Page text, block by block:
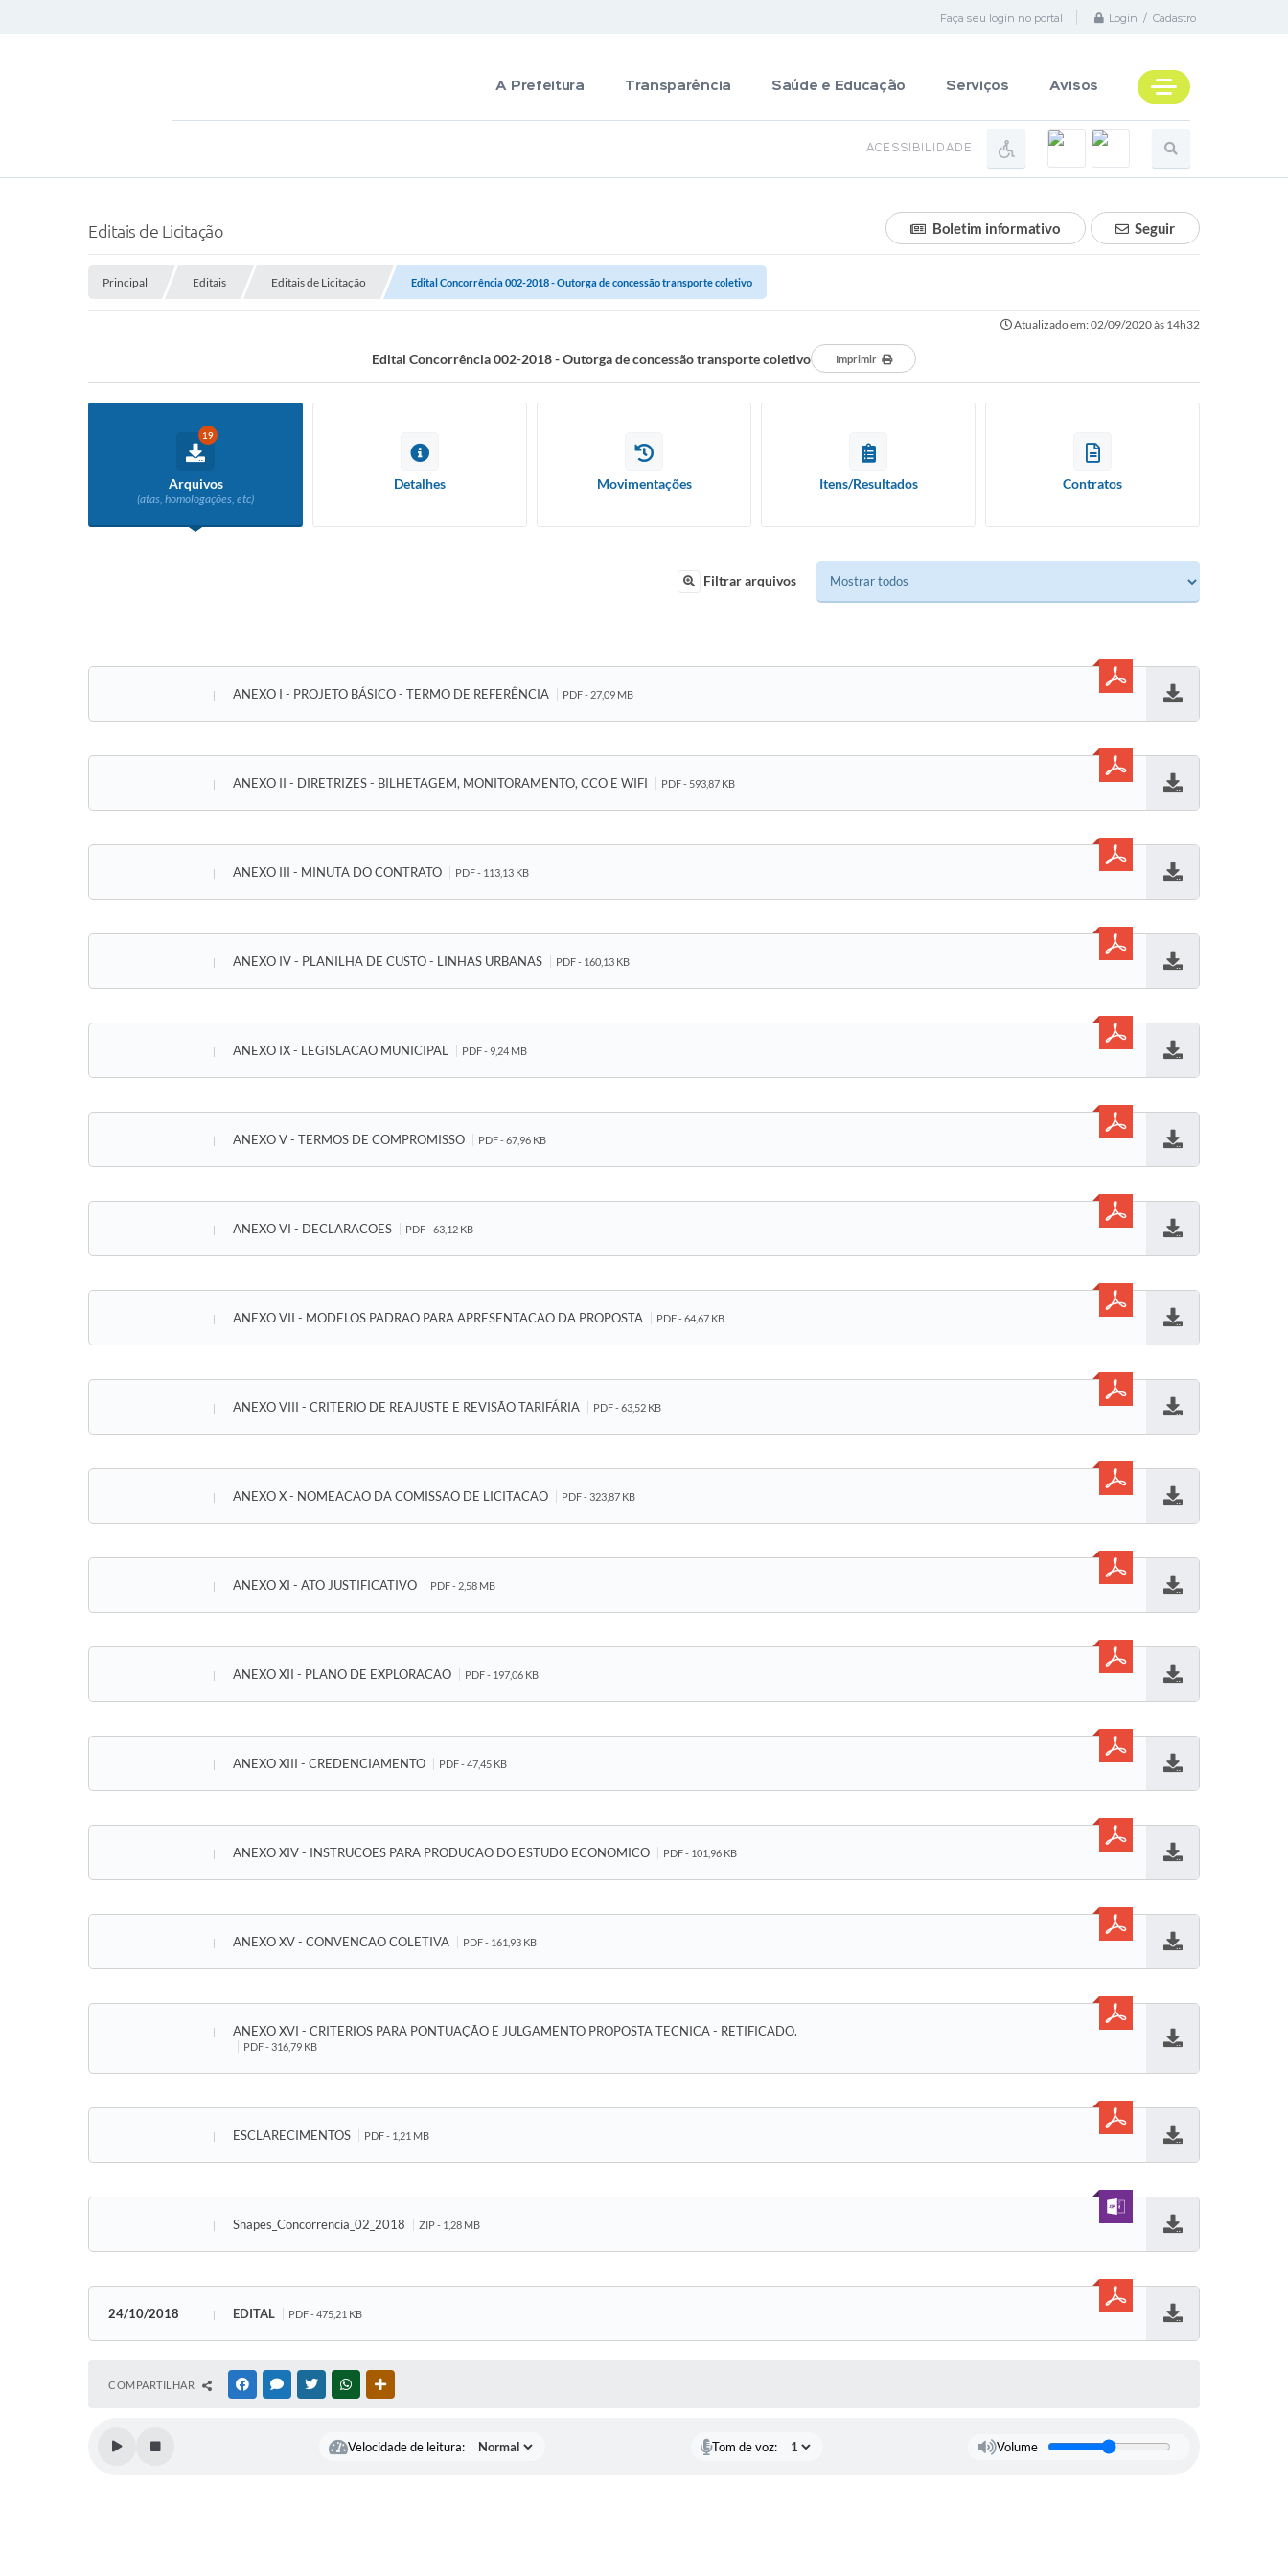
Faça seu login no portal Login / Cadastro
A Prefeitura Transparência Saúde e Educação Serviços Avisos
ACESSIBILIDADE
Editais de Licitação Seguir
Boletim informativo
Principal Editais Editais de Licitação Edital Concorrência 002-2018 - Outorga de concessão transporte coletivo
Atualizado em: 02/09/2020 às 14h32
Edital Concorrência 002-2018 - Outorga de concessão transporte coletivo Imprimir
19
Arquivos
(atas, homologações, etc)
Detalhes Movimentações Itens/Resultados Contratos
Filtrar arquivos
ANEXO I - PROJETO BÁSICO - TERMO DE REFERÊNCIA PDF - 27,09 MB
ANEXO II - DIRETRIZES - BILHETAGEM, MONITORAMENTO, CCO E WIFI PDF - 593,87 KB
ANEXO III - MINUTA DO CONTRATO PDF - 113,13 KB
ANEXO IV - PLANILHA DE CUSTO - LINHAS URBANAS PDF - 160,13 KB
ANEXO IX - LEGISLACAO MUNICIPAL PDF - 9,24 MB
ANEXO V - TERMOS DE COMPROMISSO PDF - 67,96 KB
ANEXO VI - DECLARACOES PDF - 63,12 KB
ANEXO VII - MODELOS PADRAO PARA APRESENTACAO DA PROPOSTA PDF - 64,67 KB
ANEXO VIII - CRITERIO DE REAJUSTE E REVISÃO TARIFÁRIA PDF - 63,52 KB
ANEXO X - NOMEACAO DA COMISSAO DE LICITACAO PDF - 323,87 KB
ANEXO XI - ATO JUSTIFICATIVO PDF - 2,58 MB
ANEXO XII - PLANO DE EXPLORACAO PDF - 197,06 KB
ANEXO XIII - CREDENCIAMENTO PDF - 47,45 KB
ANEXO XIV - INSTRUCOES PARA PRODUCAO DO ESTUDO ECONOMICO PDF - 101,96 KB
ANEXO XV - CONVENCAO COLETIVA PDF - 161,93 KB
ANEXO XVI - CRITERIOS PARA PONTUAÇÃO E JULGAMENTO PROPOSTA TECNICA - RETIFICADO.
PDF - 316,79 KB
ESCLARECIMENTOS PDF - 1,21 MB
Shapes_Concorrencia_02_2018 ZIP - 1,28 MB
24/10/2018 EDITAL PDF - 475,21 KB
COMPARTILHAR FACEBOOKMESSENGER
TWITTERWHATSAPP
Velocidade de leitura: Tom de voz: Volume